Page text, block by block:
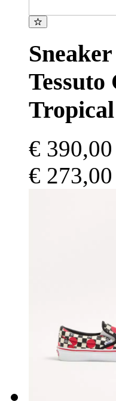
€ 390,00
€ 273,00